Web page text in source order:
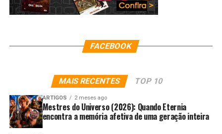
FACEBOOK
MAIS RECENTES TOP 10
ARTIGOS 2 meses ago
Mestres do Universo (2026): Quando Eternia
encontra a memória afetiva de uma geração inteira